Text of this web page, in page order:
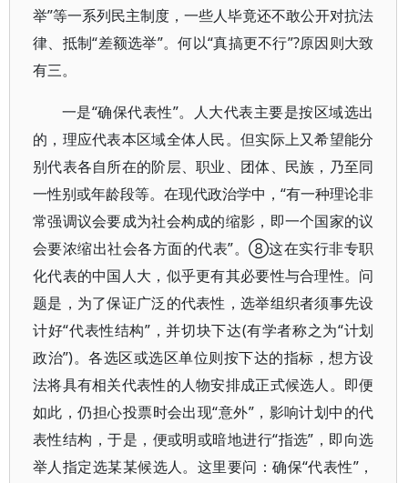
举”等一系列民主制度，一些人毕竟还不敢公开对抗法
律、抵制“差额选举”。何以“真搞更不行”?原因则大致
有三。
一是“确保代表性”。人大代表主要是按区域选出
的，理应代表本区域全体人民。但实际上又希望能分
别代表各自所在的阶层、职业、团体、民族，乃至同
一性别或年龄段等。在现代政治学中，“有一种理论非
常强调议会要成为社会构成的缩影，即一个国家的议
会要浓缩出社会各方面的代表”。⑧这在实行非专职
化代表的中国人大，似乎更有其必要性与合理性。问
题是，为了保证广泛的代表性，选举组织者须事先设
计好“代表性结构”，并切块下达(有学者称之为“计划
政治”)。各选区或选区单位则按下达的指标，想方设
法将具有相关代表性的人物安排成正式候选人。即便
如此，仍担心投票时会出现“意外”，影响计划中的代
表性结构，于是，便或明或暗地进行“指选”，即向选
举人指定选某某候选人。这里要问：确保“代表性”，